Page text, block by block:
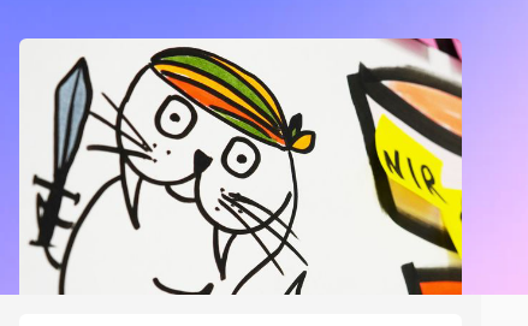
ПРОВЕДЕНИЕ АНАЛИЗА РЫНКА И КОНКУРЕНТОВ
PEST-анализ
TOWS–анализ
SWOT–анализ
STEP–анализ